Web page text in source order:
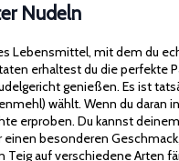
Nudeln
Lebensmittel, mit dem du
erhaltest du die perfekte
genießen. Es ist
wählt. Wenn du
erproben. Du kannst
besonderen
Teig auf verschiedene Arten